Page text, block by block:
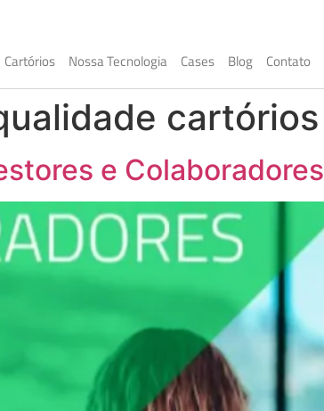
Cartórios Nossa Tecnologia Cases Blog Contato
cartórios
e Colaboradores